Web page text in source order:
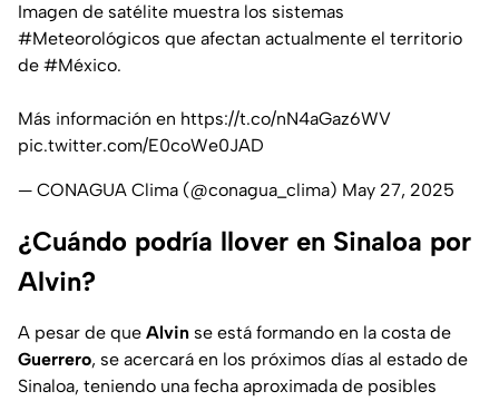
Imagen de satélite muestra los sistemas
#Meteorológicos que afectan actualmente el territorio
de #México.
Más información en https://t.co/nN4aGaz6WV
pic.twitter.com/E0coWe0JAD
— CONAGUA Clima (@conagua_clima) May 27, 2025
¿Cuándo podría llover en Sinaloa por
Alvin?
A pesar de que Alvin se está formando en la costa de
Guerrero, se acercará en los próximos días al estado de
Sinaloa, teniendo una fecha aproximada de posibles